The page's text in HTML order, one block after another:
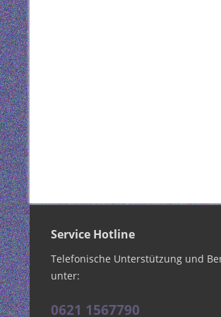
Service Hotline
Telefonische Unterstützung und
unter:
0621 1567790